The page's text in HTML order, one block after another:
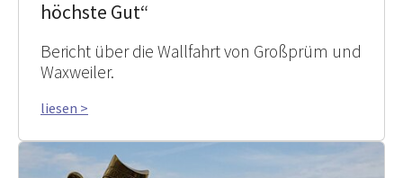
höchste Gut“
Bericht über die Wallfahrt von Großprüm und
Waxweiler.
liesen >